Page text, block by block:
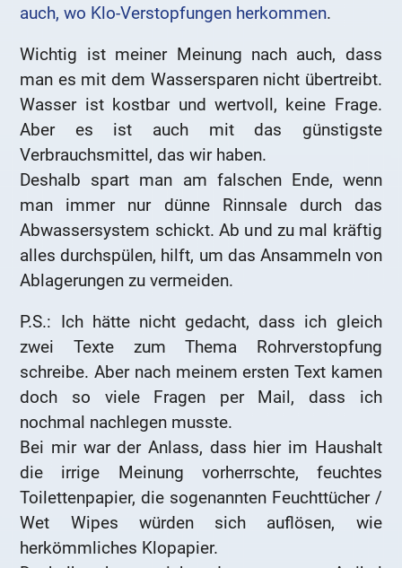
auch, wo Klo-Verstopfungen herkommen.
Wichtig ist meiner Meinung nach auch, dass
man es mit dem Wassersparen nicht übertreibt.
Wasser ist kostbar und wertvoll, keine Frage.
Aber es ist auch mit das günstigste
Verbrauchsmittel, das wir haben.
Deshalb spart man am falschen Ende, wenn
man immer nur dünne Rinnsale durch das
Abwassersystem schickt. Ab und zu mal kräftig
alles durchspülen, hilft, um das Ansammeln von
Ablagerungen zu vermeiden.
P.S.: Ich hätte nicht gedacht, dass ich gleich
zwei Texte zum Thema Rohrverstopfung
schreibe. Aber nach meinem ersten Text kamen
doch so viele Fragen per Mail, dass ich
nochmal nachlegen musste.
Bei mir war der Anlass, dass hier im Haushalt
die irrige Meinung vorherrschte, feuchtes
Toilettenpapier, die sogenannten Feuchttücher /
Wet Wipes würden sich auflösen, wie
herkömmliches Klopapier.